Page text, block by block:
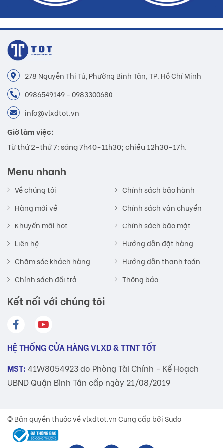
278 Nguyễn Thị Tú, Phường Bình Tân, TP. Hồ Chí Minh
0986549149 - 0983300680
info@vlxdtot.vn
Giờ làm việc:
Từ thứ 2-thứ 7: sáng 7h40-11h30; chiều 12h30-17h.
Menu nhanh
Về chúng tôi
Hàng mới về
Khuyến mãi hot
Liên hệ
Chăm sóc khách hàng
Chính sách đổi trả
Chính sách bảo hành
Chính sách vận chuyển
Chính sách bảo mật
Hướng dẫn đặt hàng
Hướng dẫn thanh toán
Thông báo
Kết nối với chúng tôi
HỆ THỐNG CỬA HÀNG VLXD & TTNT TỐT
MST: 41W8054923 do Phòng Tài Chính - Kế Hoạch
UBND Quận Bình Tân cấp ngày 21/08/2019
© Bản quyền thuộc vềvlxdtot.vnCung cấp bởi Sudo